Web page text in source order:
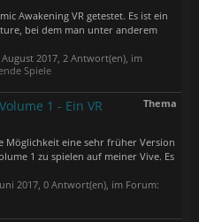
Awakening VR getestet. Es ist ein
bei dem man unter anderem
August 2017, 2 Antwort(en), im
Spiele
Thema
1 - Ein VR
Möglichkeit eine sehr früher Version
1 zu spielen auf meiner Vive. Es
2017, 0 Antwort(en), im Forum: